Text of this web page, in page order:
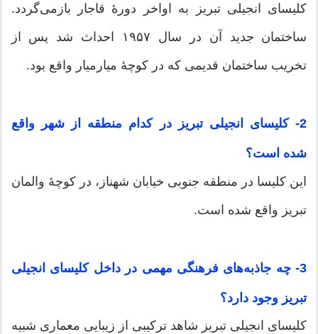
کلیسای انجیلی تبریز به اواخر دورهٔ قاجار بازمی‌گردد.
ساختمان جدید آن در سال ۱۹۵۷ احداث شد پس از
تخریب ساختمان قدیمی که در کوچهٔ میارمیار واقع بود.
2- کلیسای انجیلی تبریز در کدام منطقه از شهر واقع
شده است؟
این کلیسا در منطقه جنوبی خیابان شهناز، در کوچهٔ والمان
تبریز واقع شده است.
3- چه جاذبه‌های فرهنگی مهمی در داخل کلیسای انجیلی
تبریز وجود دارد؟
کلیسای انجیلی تبریز شاهد ترکیبی از زیبایی معماری شبیه